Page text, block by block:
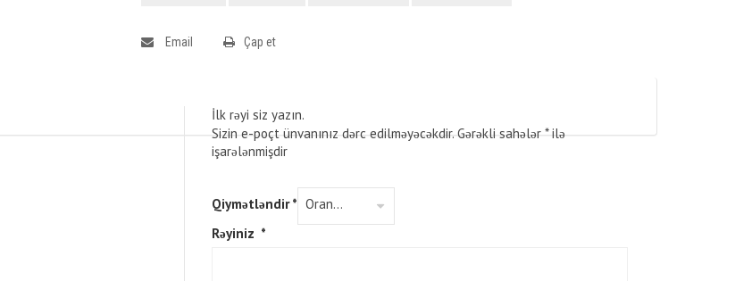
Email Çap et
İlk rəyi siz yazın.
Sizin e-poçt ünvanınız dərc edilməyəcəkdir. Gərəkli sahələr*ilə
işarələnmişdir
Qiymətləndir*
Rəyiniz *